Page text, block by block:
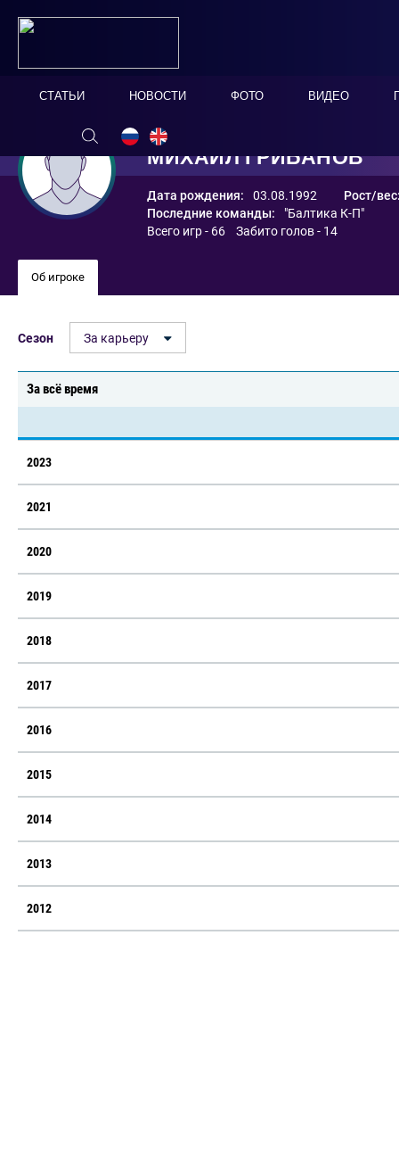
СТАТЬИ НОВОСТИ ФОТО ВИДЕО
МИХАИЛ ГРИБАНОВ
Дата рождения: 03.08.1992
Рост/
Последние команды:
"Балтика К-П"
Всего игр - 66 Забито голов - 14
Об игроке
Сезон За карьеру
За всё время
2023
2021
2020
2019
2018
2017
2016
2015
2014
2013
2012